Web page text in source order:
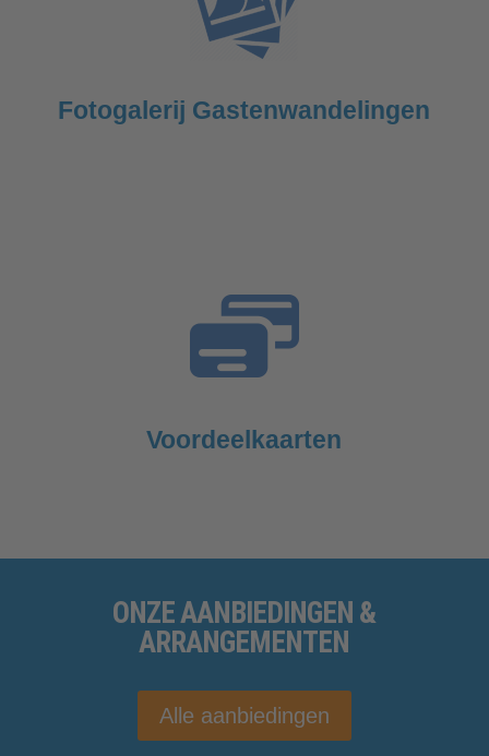
Fotogalerij Gastenwandelingen
Voordeelkaarten
ONZEAANBIEDINGEN &
ARRANGEMENTEN
Alle aanbiedingen